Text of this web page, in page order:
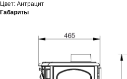
Цвет: Антрацит
Габариты